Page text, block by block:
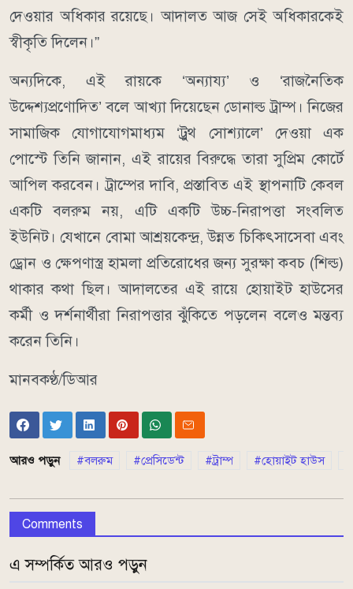
দেওয়ার অধিকার রয়েছে। আদালত আজ সেই অধিকারকেই
স্বীকৃতি দিলেন।”
অন্যদিকে, এই রায়কে ‘অন্যায্য’ ও ‘রাজনৈতিক
উদ্দেশ্যপ্রণোদিত’ বলে আখ্যা দিয়েছেন ডোনাল্ড ট্রাম্প। নিজের
সামাজিক যোগাযোগমাধ্যম ‘ট্রুথ সোশ্যালে’ দেওয়া এক
পোস্টে তিনি জানান, এই রায়ের বিরুদ্ধে তারা সুপ্রিম কোর্টে
আপিল করবেন। ট্রাম্পের দাবি, প্রস্তাবিত এই স্থাপনাটি কেবল
একটি বলরুম নয়, এটি একটি উচ্চ-নিরাপত্তা সংবলিত
ইউনিট। যেখানে বোমা আশ্রয়কেন্দ্র, উন্নত চিকিৎসাসেবা এবং
ড্রোন ও ক্ষেপণাস্ত্র হামলা প্রতিরোধের জন্য সুরক্ষা কবচ (শিল্ড)
থাকার কথা ছিল। আদালতের এই রায়ে হোয়াইট হাউসের
কর্মী ও দর্শনার্থীরা নিরাপত্তার ঝুঁকিতে পড়লেন বলেও মন্তব্য
করেন তিনি।
মানবকণ্ঠ/ডিআর
আরও পড়ুন বলরুম প্রেসিডেন্ট ট্রাম্প হোয়াইট হাউস
Comments
এ সম্পর্কিত আরও পড়ুন